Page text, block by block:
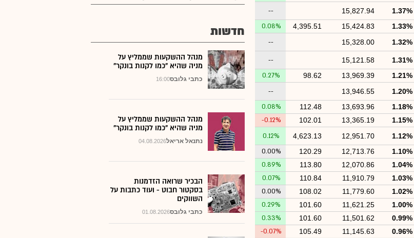
1.37%
15,827.94
--
1.33%
15,424.83
4,395.51
0.08%
1.32%
15,328.00
--
1.31%
15,121.58
--
1.21%
13,969.39
98.62
0.27%
1.20%
13,946.55
--
1.18%
13,693.96
112.48
0.08%
1.15%
13,365.19
102.01
-0.12%
1.12%
12,951.70
4,623.13
0.12%
1.10%
12,713.76
120.29
0.00%
1.04%
12,070.86
113.80
0.89%
1.03%
11,910.79
110.84
0.07%
1.02%
11,779.60
108.02
0.00%
1.00%
11,621.25
101.60
0.29%
0.99%
11,501.62
101.60
0.33%
0.96%
11,145.63
105.49
-0.07%
חדשות
מנהל ההשקעות שממליץ על
מניה שהיא "כמו לקנות בונקר"
16:00כתבי גלובס
מנהל ההשקעות שממליץ על
מניה שהיא "כמו לקנות בונקר"
04.08.2026נתנאל אריאל
הבכיר שרואה הזדמנות
בסקטור חבוט - ועוד כתבות על
השווקים
01.08.2026כתבי גלובס